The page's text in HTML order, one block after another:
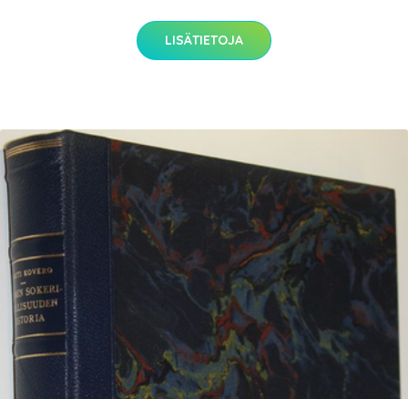
LISÄTIETOJA